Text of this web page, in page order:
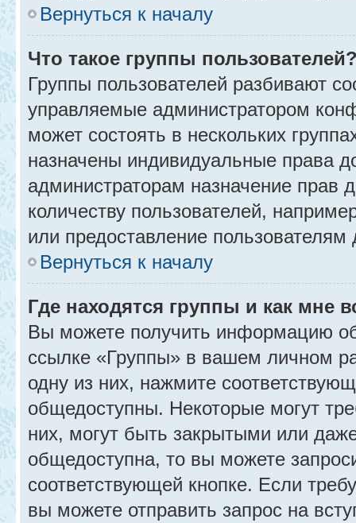
Вернуться к началу
Что такое группы
Группы пользователей разбивают
управляемые администратором
может состоять в нескольких
назначены индивидуальные права
администраторам назначение прав
количеству пользователей,
или предоставление
Вернуться к началу
Где находятся группы и как мне
Вы можете получить информацию
ссылке «Группы» в вашем личном
одну из них, нажмите
общедоступны. Некоторые могут
них, могут быть закрытыми или
общедоступна, то вы можете
соответствующей кнопке. Если
вы можете отправить запрос на